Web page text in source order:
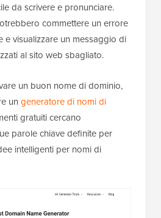
da scrivere e pronunciare.
commettere un errore
e visualizzare un messaggio di
al sito web sbagliato.
un buon nome di dominio,
un generatore di nomi di
gratuiti cercano
parole chiave definite per
intelligenti per nomi di